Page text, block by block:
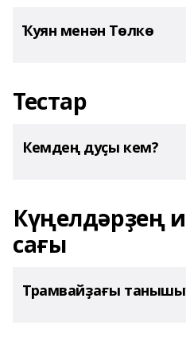
Ҡуян менән Төлкө
Тестар
Кемдең дуҫы кем?
Күңелдәрҙең
сағы
Трамвайҙағы